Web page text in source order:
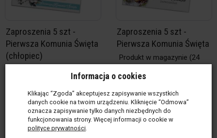
Zaproszenia 5 szt -
Pierwsza Komunia Święta
(chłopiec)
19,00 zł / op
op
Do koszyka
Zaproszenia 5 szt -
Pierwsza Komunia Święta
Produkt w magazynie (24
19,00 zł / op
op
Do koszyka
Informacja o cookies
Klikając “Zgoda” akceptujesz zapisywanie wszystkich
danych cookie na twoim urządzeniu. Kliknięcie “Odmowa”
oznacza zapisywanie tylko danych niezbędnych do
funkcjonowania strony. Więcej informacji o cookie w
polityce prywatności